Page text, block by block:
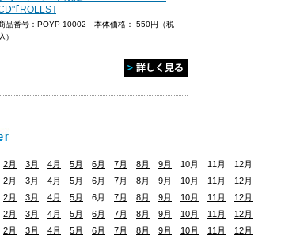
｢ROLLS｣
品番号：POYP-10002 本体価格： 550円（税
）
2月 3月 4月 5月 6月 7月 8月 9月
10月 11月 12月
2月 3月 4月 5月 6月 7月 8月 9月 10月 11月
12月
2月 3月 4月 5月 6月 7月 8月 9月 10月 11月
12月
2月 3月 4月 5月 6月 7月 8月 9月 10月 11月
12月
2月 3月 4月 5月 6月 7月 8月 9月 10月 11月 12月